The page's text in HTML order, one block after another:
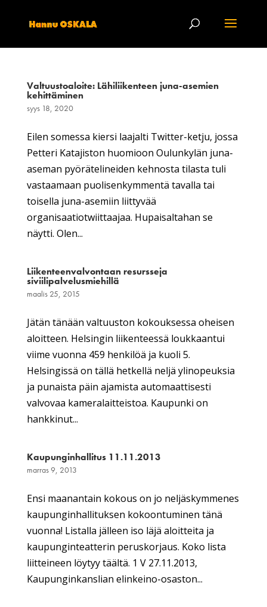
Valtuustoaloite: Lähiliikenteen juna-asemien
kehittäminen
syys 18, 2020
Eilen somessa kiersi laajalti Twitter-ketju, jossa
Petteri Katajiston huomioon Oulunkylän juna-
aseman pyörätelineiden kehnosta tilasta tuli
vastaamaan puolisenkymmentä tavalla tai
toisella juna-asemiin liittyvää
organisaatiotwiittaajaa. Hupaisaltahan se
näytti. Olen...
Liikenteenvalvontaan resursseja
siviilipalvelusmiehillä
maalis 25, 2015
Jätän tänään valtuuston kokouksessa oheisen
aloitteen. Helsingin liikenteessä loukkaantui
viime vuonna 459 henkilöä ja kuoli 5.
Helsingissä on tällä hetkellä neljä ylinopeuksia
ja punaista päin ajamista automaattisesti
valvovaa kameralaitteistoa. Kaupunki on
hankkinut...
Kaupunginhallitus 11.11.2013
marras 9, 2013
Ensi maanantain kokous on jo neljäskymmenes
kaupunginhallituksen kokoontuminen tänä
vuonna! Listalla jälleen iso läjä aloitteita ja
kaupunginteatterin peruskorjaus. Koko lista
liitteineen löytyy täältä. 1 V 27.11.2013,
Kaupunginkanslian elinkeino-osaston...